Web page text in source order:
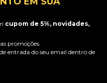
cupom de 5%, novidades,
promoções.
entrada do seu email dentro de